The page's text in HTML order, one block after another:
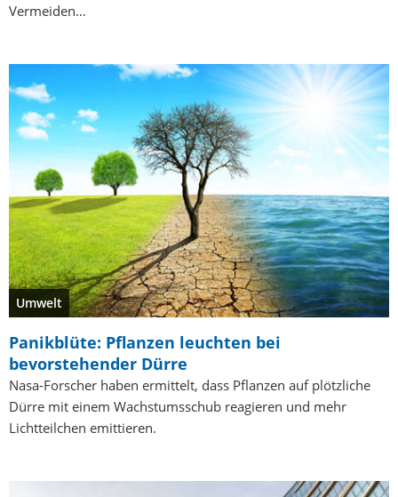
Vermeiden…
Umwelt
Panikblüte: Pflanzen leuchten bei
bevorstehender Dürre
Nasa-Forscher haben ermittelt, dass Pflanzen auf plötzliche
Dürre mit einem Wachstumsschub reagieren und mehr
Lichtteilchen emittieren.